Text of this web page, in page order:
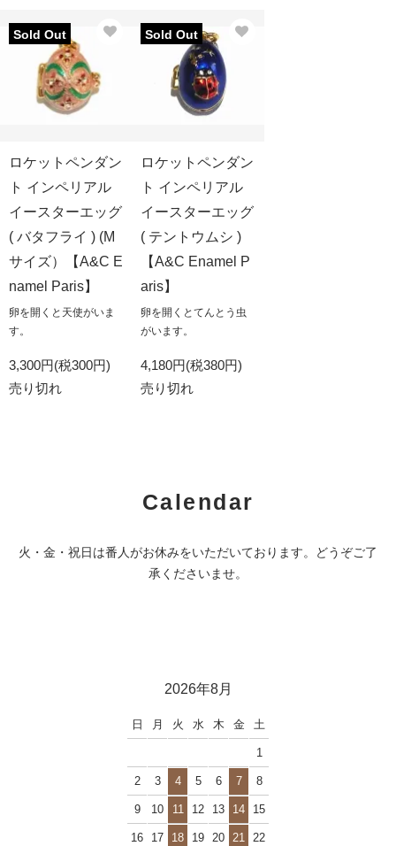
Sold Out
ロケットペンダン
ト インペリアル
イースターエッグ
( バタフライ ) (M
サイズ）【A&C E
namel Paris】
卵を開くと天使がいま
す。
3,300円(税300円)
売り切れ
Sold Out
ロケットペンダン
ト インペリアル
イースターエッグ
( テントウムシ )
【A&C Enamel P
aris】
卵を開くとてんとう虫
がいます。
4,180円(税380円)
売り切れ
Calendar
火・金・祝日は番人がお休みをいただいております。どうぞご了
承くださいませ。
2026年8月
日 月 火 水 木 金 土
1
2 3 4 5 6 7 8
9 10 11 12 13 14 15
16 17 18 19 20 21 22